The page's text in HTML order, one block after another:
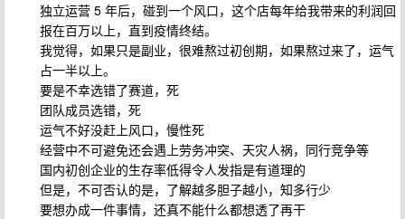
独立运营 5 年后，碰到一个风口，这个店每年给我带来的利润回
报在百万以上，直到疫情终结。
我觉得，如果只是副业，很难熬过初创期，如果熬过来了，运气
占一半以上。
要是不幸选错了赛道，死
团队成员选错，死
运气不好没赶上风口，慢性死
经营中不可避免还会遇上劳务冲突、天灾人祸，同行竞争等
国内初创企业的生存率低得令人发指是有道理的
但是，不可否认的是，了解越多胆子越小，知多行少
要想办成一件事情，还真不能什么都想透了再干